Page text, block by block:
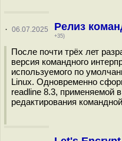
· 06.07.2025 Релиз
+35)
После почти трёх лет
версия командного
используемого по
Linux. Одновременно
readline 8.3, применяемой
редактирования